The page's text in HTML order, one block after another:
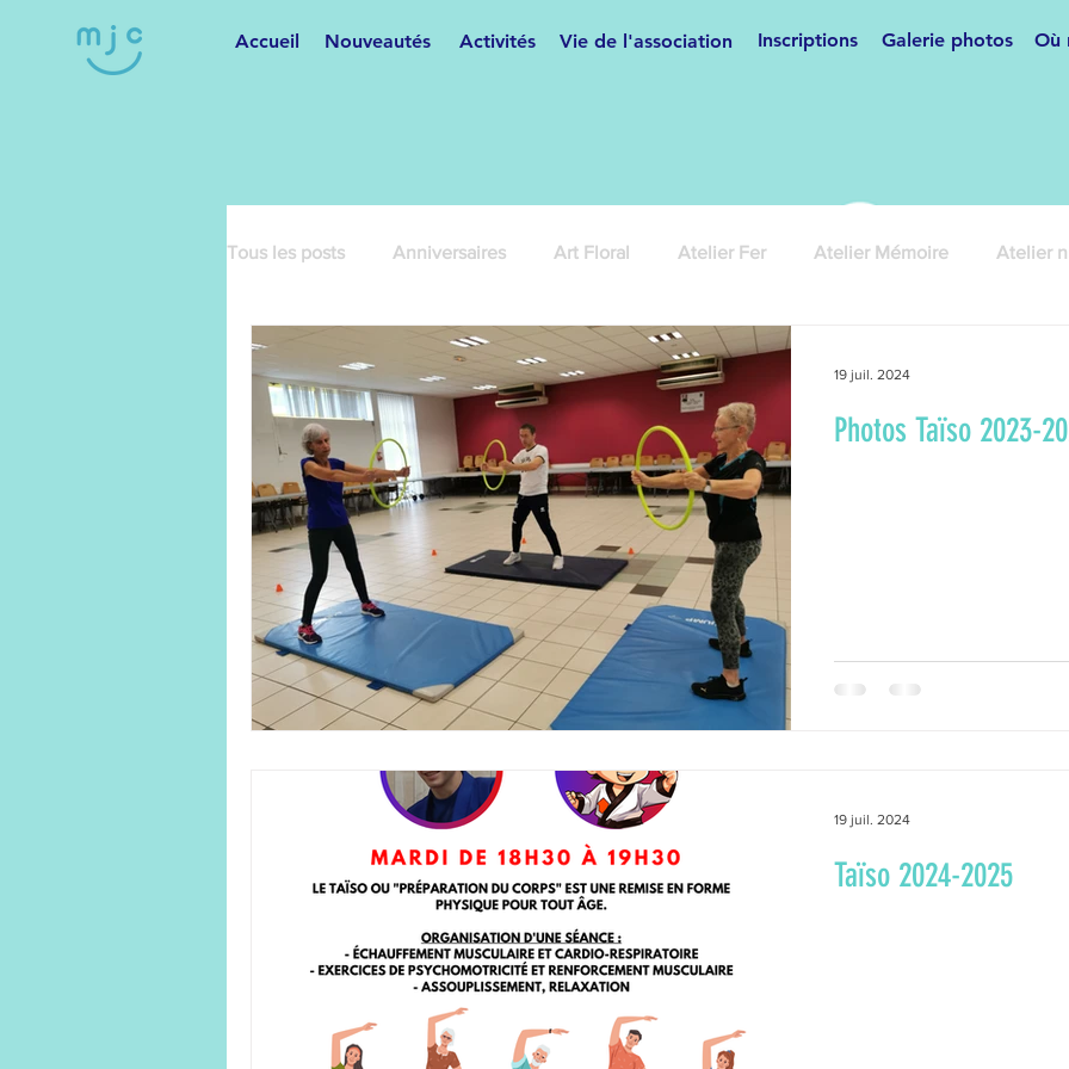
Accueil Nouveautés Activités Vie de l'association Inscriptions Galerie photos Où
Tous les posts Anniversaires Art Floral Atelier Fer Atelier Mémoire Atelier
Cours de danses Cours de français
Danses variées Fêtes et manifestations Hip Hop/Breakdance Informatique
Line Dance Loisirs créatifs News de la MJC
P'tits pâtissiers enfant Qi gong Scrabble Solidarité de proximité
Tricot/crochet
Photos Taïso 2023-
19 juil. 2024
Taïso 2024-2025
19 juil. 2024